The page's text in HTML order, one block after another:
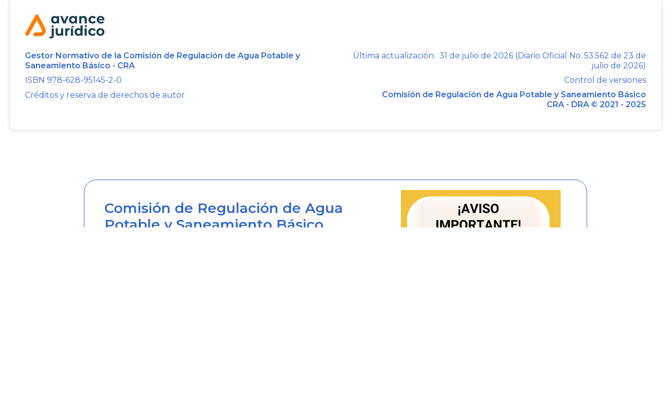
Gestor Normativo de la Comisión de Regulación de Agua Potable y
Saneamiento Básico - CRA
ISBN 978-628-95145-2-0
Última actualización: 31 de julio de 2026 (Diario Oficial No. 53.562 de 23 de
julio de 2026)
Control de versiones
Créditos y reserva de derechos de autor
Comisión de Regulación de Agua Potable y Saneamiento Básico
CRA - DRA © 2021 - 2025
Comisión de Regulación de Agua
Potable y Saneamiento Básico